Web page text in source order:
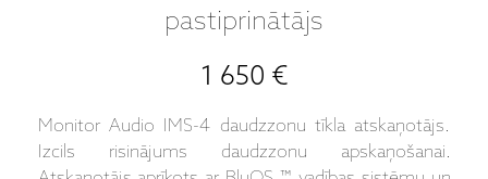
pastiprinātājs
1 650 €
Monitor Audio IMS-4 daudzzonu tīkla atskaņotājs.
Izcils risinājums daudzzonu apskaņošanai.